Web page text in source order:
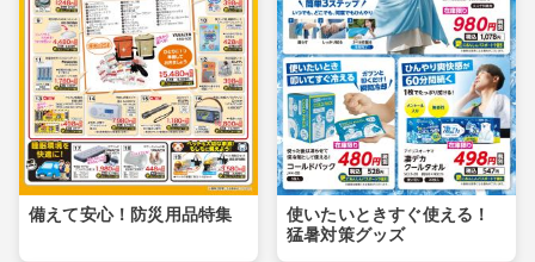
備えて安心！防災用品特集
使いたいときすぐ使える！
猛暑対策グッズ